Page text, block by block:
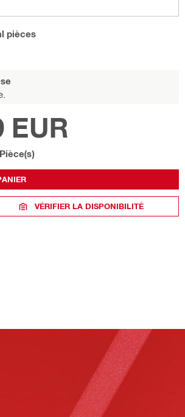
pièces
EUR
VÉRIFIER LA DISPONIBILITÉ